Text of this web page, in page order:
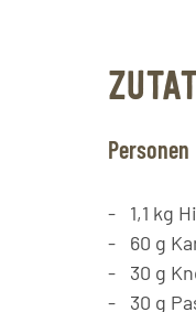
Personen
1,1 kg
60 g
30 g
30 g